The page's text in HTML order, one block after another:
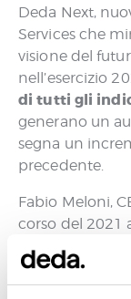
Deda Next,
Services che
visione del
nell’esercizio
di tutti gli
generano un
segna un
precedente.
Fabio Meloni,
corso del 2021
sviluppo di
specialistiche
all’esigenza